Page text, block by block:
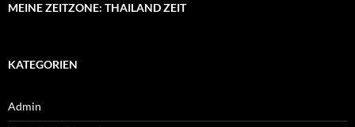
MEINE ZEITZONE: THAILAND ZEIT
KATEGORIEN
Admin